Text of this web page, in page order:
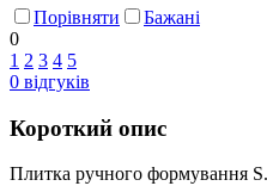
Порівняти
Бажані
0
1 2 3 4 5
0 відгуків
Короткий опис
Плитка ручного формування